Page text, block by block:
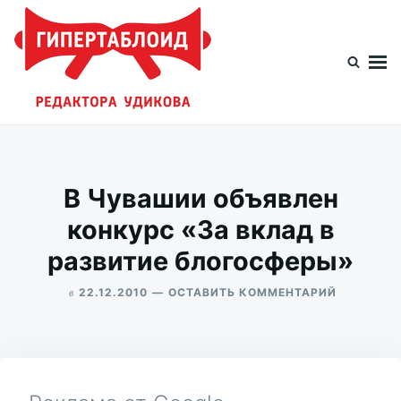
Перейти
содержимому
Искать:
В Чувашии объявлен
конкурс «За вклад в
развитие блогосферы»
в 22.12.2010 ОСТАВИТЬ КОММЕНТАРИЙ